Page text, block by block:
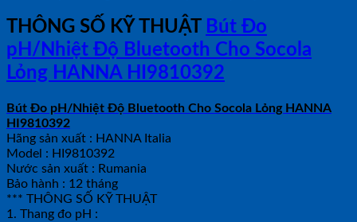
THÔNG SỐ KỸ THUẬT
Bút Đo
pH/Nhiệt Độ Bluetooth Cho Socola
Lỏng HANNA HI9810392
Bút Đo pH/Nhiệt Độ Bluetooth Cho Socola Lỏng HANNA
HI9810392
Hãng sản xuất : HANNA Italia
Model : HI9810392
Nước sản xuất : Rumania
Bảo hành : 12 tháng
*** THÔNG SỐ KỸ THUẬT
1. Thang đo pH :